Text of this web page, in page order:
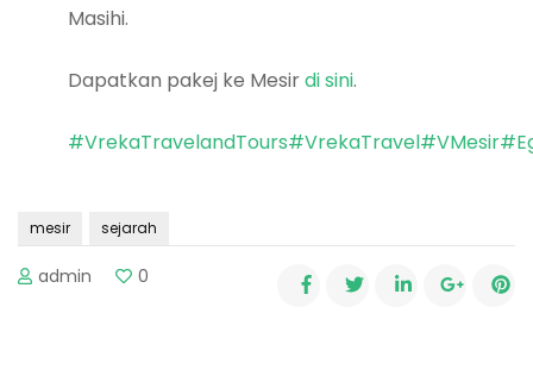
Masihi.
Dapatkan pakej ke Mesirdi sini.
#VrekaTravelandTours#VrekaTravel#VMesir
mesir sejarah
admin 0